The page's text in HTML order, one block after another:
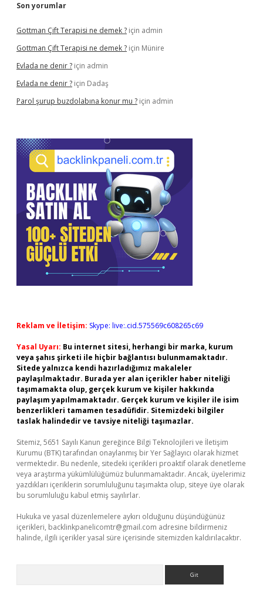
Son yorumlar
Gottman Çift Terapisi ne demek ? için admin
Gottman Çift Terapisi ne demek ? için Münire
Evlada ne denir ? için admin
Evlada ne denir ? için Dadaş
Parol şurup buzdolabına konur mu ? için admin
Reklam ve İletişim: Skype: live:.cid.575569c608265c69
Yasal Uyarı: Bu internet sitesi, herhangi bir marka, kurum
veya şahıs şirketi ile hiçbir bağlantısı bulunmamaktadır.
Sitede yalnızca kendi hazırladığımız makaleler
paylaşılmaktadır. Burada yer alan içerikler haber niteliği
taşımamakta olup, gerçek kurum ve kişiler hakkında
paylaşım yapılmamaktadır. Gerçek kurum ve kişiler ile isim
benzerlikleri tamamen tesadüfidir. Sitemizdeki bilgiler
taslak halindedir ve tavsiye niteliği taşımazlar.
Sitemiz, 5651 Sayılı Kanun gereğince Bilgi Teknolojileri ve İletişim
Kurumu (BTK) tarafından onaylanmış bir Yer Sağlayıcı olarak hizmet
vermektedir. Bu nedenle, sitedeki içerikleri proaktif olarak denetleme
veya araştırma yükümlülüğümüz bulunmamaktadır. Ancak, üyelerimiz
yazdıkları içeriklerin sorumluluğunu taşımakta olup, siteye üye olarak
bu sorumluluğu kabul etmiş sayılırlar.
Hukuka ve yasal düzenlemelere aykırı olduğunu düşündüğünüz
içerikleri, backlinkpanelicomtr@gmail.com adresine bildirmeniz
halinde, ilgili içerikler yasal süre içerisinde sitemizden kaldırılacaktır.